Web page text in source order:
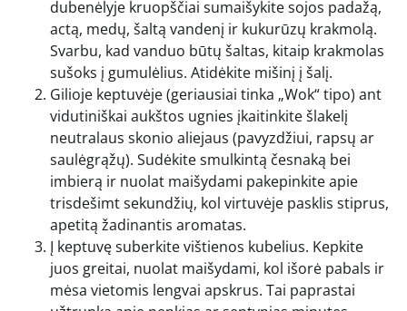
dubenėlyje kruopščiai sumaišykite sojos padažą,
actą, medų, šaltą vandenį ir kukurūzų krakmolą.
Svarbu, kad vanduo būtų šaltas, kitaip krakmolas
sušoks į gumulėlius. Atidėkite mišinį į šalį.
Gilioje keptuvėje (geriausiai tinka „Wok“ tipo) ant
vidutiniškai aukštos ugnies įkaitinkite šlakelį
neutralaus skonio aliejaus (pavyzdžiui, rapsų ar
saulėgrąžų). Sudėkite smulkintą česnaką bei
imbierą ir nuolat maišydami pakepinkite apie
trisdešimt sekundžių, kol virtuvėje pasklis stiprus,
apetitą žadinantis aromatas.
Į keptuvę suberkite vištienos kubelius. Kepkite
juos greitai, nuolat maišydami, kol išorė pabals ir
mėsa vietomis lengvai apskrus. Tai paprastai